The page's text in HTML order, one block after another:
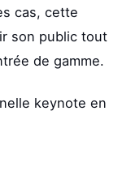
cas, cette
son public tout
de gamme.
keynote en